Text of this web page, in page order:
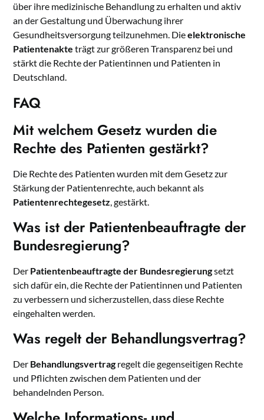
über ihre medizinische Behandlung zu erhalten und aktiv
an der Gestaltung und Überwachung ihrer
Gesundheitsversorgung teilzunehmen. Dieelektronische
Patientenakte trägt zur größeren Transparenz bei und
stärkt die Rechte der Patientinnen und Patienten in
Deutschland.
FAQ
Mit welchem Gesetz wurden die
Rechte des Patienten gestärkt?
Die Rechte des Patienten wurden mit dem Gesetz zur
Stärkung der Patientenrechte, auch bekannt als
Patientenrechtegesetz, gestärkt.
Was ist der Patientenbeauftragte der
Bundesregierung?
Der Patientenbeauftragte der Bundesregierungsetzt
sich dafür ein, die Rechte der Patientinnen und Patienten
zu verbessern und sicherzustellen, dass diese Rechte
eingehalten werden.
Was regelt der Behandlungsvertrag?
Der Behandlungsvertrag regelt die gegenseitigen Rechte
und Pflichten zwischen dem Patienten und der
behandelnden Person.